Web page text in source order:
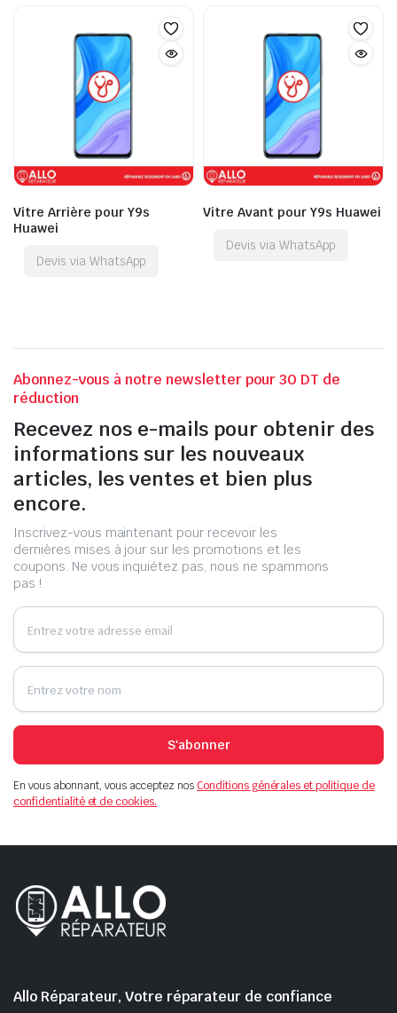
Vitre Arrière pour Y9s
Huawei
Devis via WhatsApp
Vitre Avant pour Y9s Huawei
Devis via WhatsApp
Abonnez-vous à notre newsletter pour 30 DT de
réduction
Recevez nos e-mails pour obtenir des
informations sur les nouveaux
articles, les ventes et bien plus
encore.
Inscrivez-vous maintenant pour recevoir les
dernières mises à jour sur les promotions et les
coupons. Ne vous inquiétez pas, nous ne spammons
pas !
S'abonner
En vous abonnant, vous acceptez nosConditions générales et politique de
confidentialité et de cookies.
Allo Réparateur, Votre réparateur de confiance